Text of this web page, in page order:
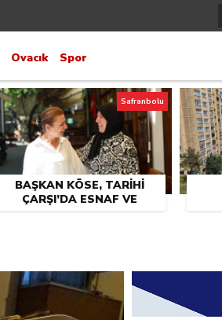
Ovacık Spor
BAŞKAN KÖSE, TARİHİ
ÇARŞI’DA ESNAF VE
Safranbolu